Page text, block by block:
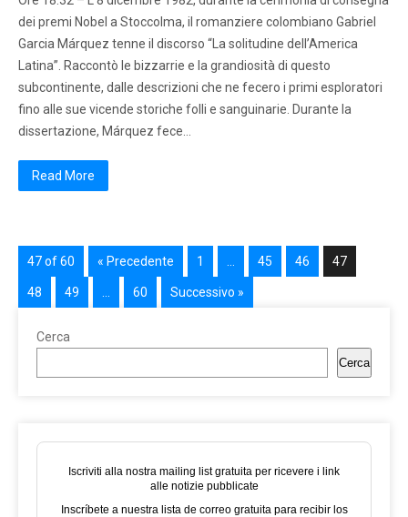
dei premi Nobel a Stoccolma, il romanziere colombiano Gabriel
Garcia Márquez tenne il discorso “La solitudine dell’America
Latina”. Raccontò le bizzarrie e la grandiosità di questo
subcontinente, dalle descrizioni che ne fecero i primi esploratori
fino alle sue vicende storiche folli e sanguinarie. Durante la
dissertazione, Márquez fece…
Read More
47 of 60 « Precedente 1 45 46 47
48 49 60 Successivo »
Cerca
Cerca
Iscriviti alla nostra mailing list gratuita per ricevere i link
alle notizie pubblicate
Inscríbete a nuestra lista de correo gratuita para recibir los